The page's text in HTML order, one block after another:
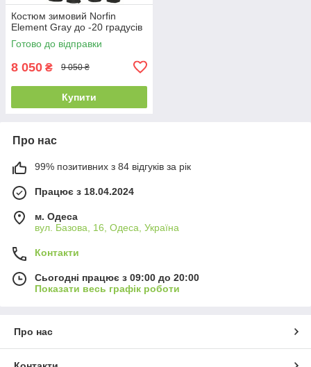
Костюм зимовий Norfin
Element Gray до -20 градусів
Готово до відправки
8 050 ₴ 9 050 ₴
Купити
Про нас
99% позитивних з 84 відгуків за рік
Працює з 18.04.2024
м. Одеса
вул. Базова, 16, Одеса, Україна
Контакти
Сьогодні працює з 09:00 до 20:00
Показати весь графік роботи
Про нас